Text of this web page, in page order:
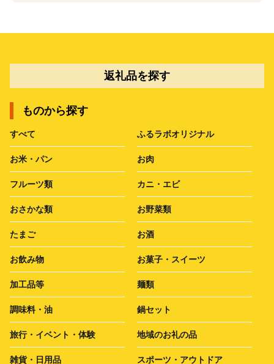
返礼品を探す
ものから探す
すべて ふるラボオリジナル
お米・パン お肉
フルーツ類 カニ・エビ
おさかな類 お野菜類
たまご お酒
お飲み物 お菓子・スイーツ
加工品等 麺類
調味料・油 鍋セット
旅行・イベント・体験 地域のお礼の品
雑貨・日用品 スポーツ・アウトドア